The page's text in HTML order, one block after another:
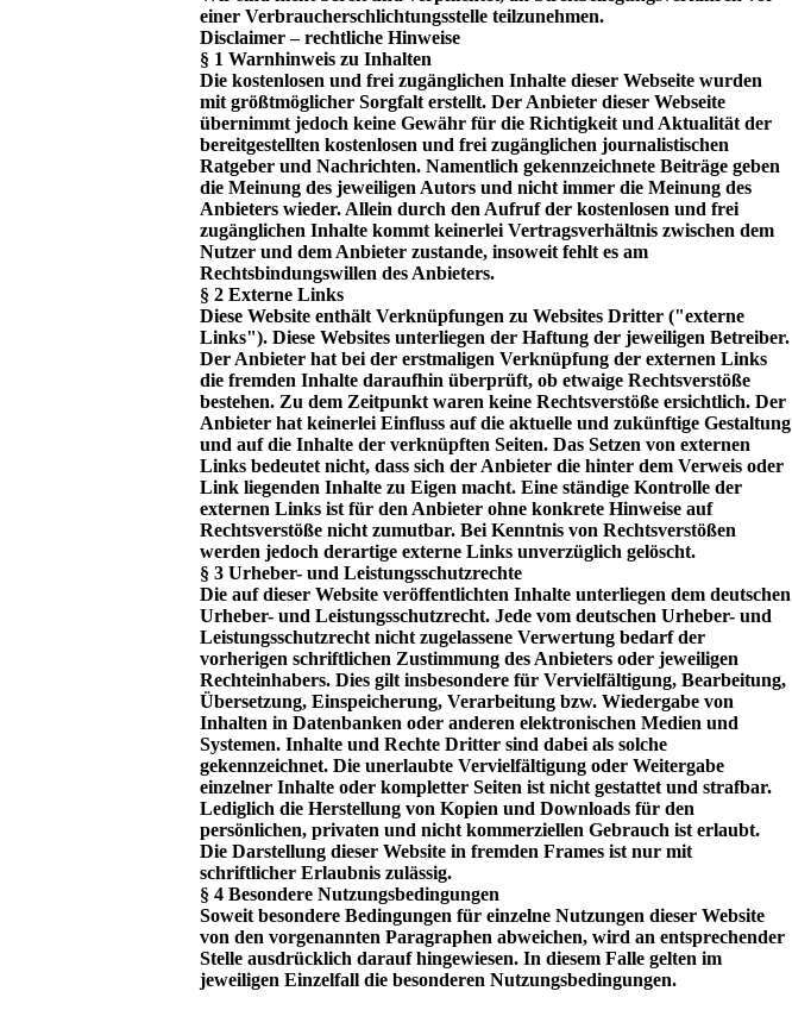
einer Verbraucherschlichtungsstelle teilzunehmen.
Disclaimer – rechtliche Hinweise
§ 1 Warnhinweis zu Inhalten
Die kostenlosen und frei zugänglichen Inhalte dieser Webseite wurden
mit größtmöglicher Sorgfalt erstellt. Der Anbieter dieser Webseite
übernimmt jedoch keine Gewähr für die Richtigkeit und Aktualität der
bereitgestellten kostenlosen und frei zugänglichen journalistischen
Ratgeber und Nachrichten. Namentlich gekennzeichnete Beiträge geben
die Meinung des jeweiligen Autors und nicht immer die Meinung des
Anbieters wieder. Allein durch den Aufruf der kostenlosen und frei
zugänglichen Inhalte kommt keinerlei Vertragsverhältnis zwischen dem
Nutzer und dem Anbieter zustande, insoweit fehlt es am
Rechtsbindungswillen des Anbieters.
§ 2 Externe Links
Diese Website enthält Verknüpfungen zu Websites Dritter ("externe
Links"). Diese Websites unterliegen der Haftung der jeweiligen Betreiber.
Der Anbieter hat bei der erstmaligen Verknüpfung der externen Links
die fremden Inhalte daraufhin überprüft, ob etwaige Rechtsverstöße
bestehen. Zu dem Zeitpunkt waren keine Rechtsverstöße ersichtlich. Der
Anbieter hat keinerlei Einfluss auf die aktuelle und zukünftige Gestaltung
und auf die Inhalte der verknüpften Seiten. Das Setzen von externen
Links bedeutet nicht, dass sich der Anbieter die hinter dem Verweis oder
Link liegenden Inhalte zu Eigen macht. Eine ständige Kontrolle der
externen Links ist für den Anbieter ohne konkrete Hinweise auf
Rechtsverstöße nicht zumutbar. Bei Kenntnis von Rechtsverstößen
werden jedoch derartige externe Links unverzüglich gelöscht.
§ 3 Urheber- und Leistungsschutzrechte
Die auf dieser Website veröffentlichten Inhalte unterliegen dem deutschen
Urheber- und Leistungsschutzrecht. Jede vom deutschen Urheber- und
Leistungsschutzrecht nicht zugelassene Verwertung bedarf der
vorherigen schriftlichen Zustimmung des Anbieters oder jeweiligen
Rechteinhabers. Dies gilt insbesondere für Vervielfältigung, Bearbeitung,
Übersetzung, Einspeicherung, Verarbeitung bzw. Wiedergabe von
Inhalten in Datenbanken oder anderen elektronischen Medien und
Systemen. Inhalte und Rechte Dritter sind dabei als solche
gekennzeichnet. Die unerlaubte Vervielfältigung oder Weitergabe
einzelner Inhalte oder kompletter Seiten ist nicht gestattet und strafbar.
Lediglich die Herstellung von Kopien und Downloads für den
persönlichen, privaten und nicht kommerziellen Gebrauch ist erlaubt.
Die Darstellung dieser Website in fremden Frames ist nur mit
schriftlicher Erlaubnis zulässig.
§ 4 Besondere Nutzungsbedingungen
Soweit besondere Bedingungen für einzelne Nutzungen dieser Website
von den vorgenannten Paragraphen abweichen, wird an entsprechender
Stelle ausdrücklich darauf hingewiesen. In diesem Falle gelten im
jeweiligen Einzelfall die besonderen Nutzungsbedingungen.